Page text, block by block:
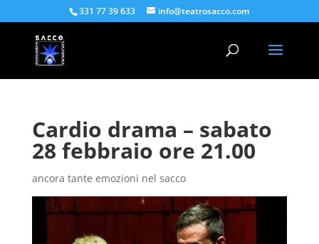
331 77 39 633 info@teatrosacco.com
Cardio drama – sabato
28 febbraio ore 21.00
ancora tante emozioni nel sacco